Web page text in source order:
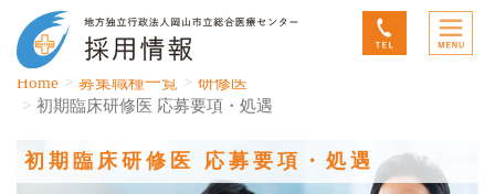
Home 募集職種一覧
研修医
初期臨床研修医 応募要項・処遇
初期臨床研修医 応募要項・処遇